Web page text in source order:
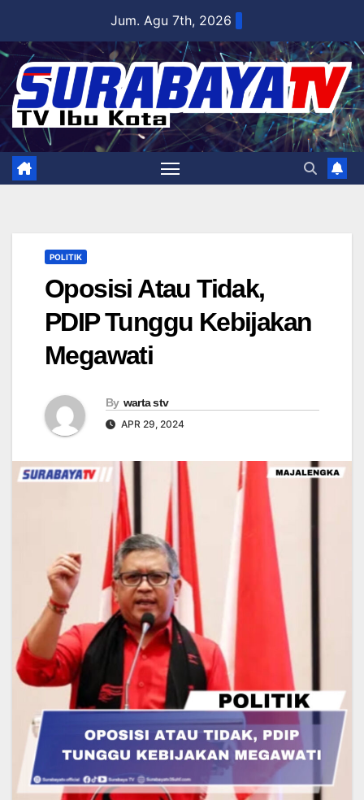
content
Jum. Agu 7th, 2026
POLITIK
Oposisi Atau Tidak,
PDIP Tunggu Kebijakan
Megawati
By warta stv
APR 29, 2024